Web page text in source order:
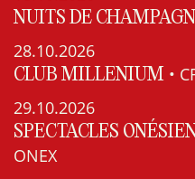
NUITS DE
28.10.2026
CLUB MILLENIUM •
29.10.2026
SPECTACLES
ONEX